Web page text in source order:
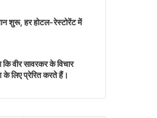
शुरू, हर होटल-रेस्टोरेंट में
वीर सावरकर के विचार
के लिए प्रेरित करते हैं।